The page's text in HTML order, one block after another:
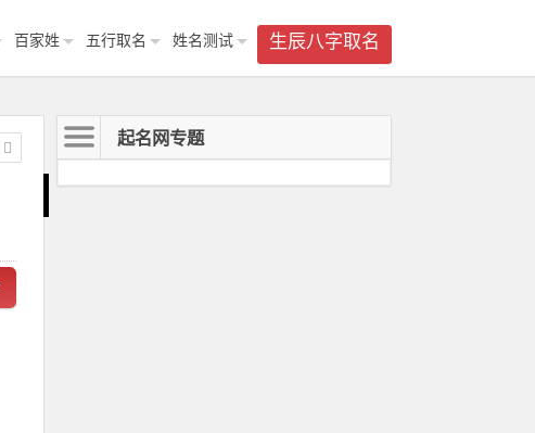
生辰八字取名
百家姓 五行取名 姓名测试
起名网专题